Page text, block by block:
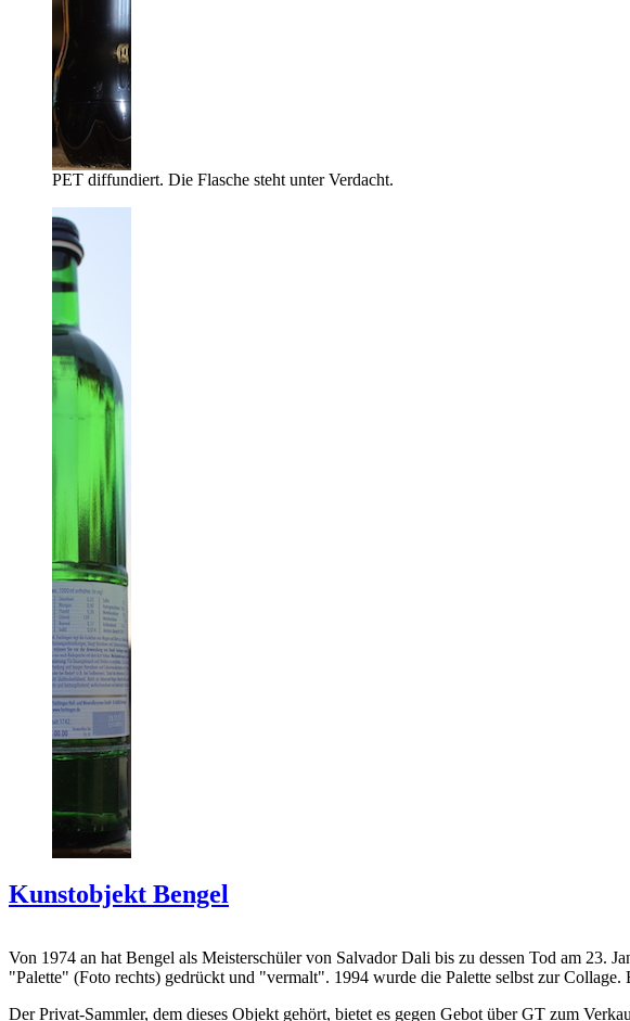
PET diffundiert. Die Flasche steht unter Verdacht.
Kunstobjekt Bengel
Von 1974 an hat Bengel als Meisterschüler von Salvador Dali bis zu dessen Tod am 23.
"Palette" (Foto rechts) gedrückt und "vermalt". 1994 wurde die Palette selbst zur
Der Privat-Sammler, dem dieses Objekt gehört, bietet es gegen Gebot über GT zum